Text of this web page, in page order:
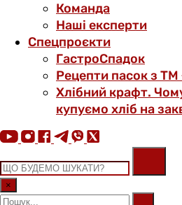
Команда
Наші експерти
Спецпроєкти
ГастроСпадок
Рецепти пасок з ТМ
Хлібний крафт.
купуємо хліб на
×